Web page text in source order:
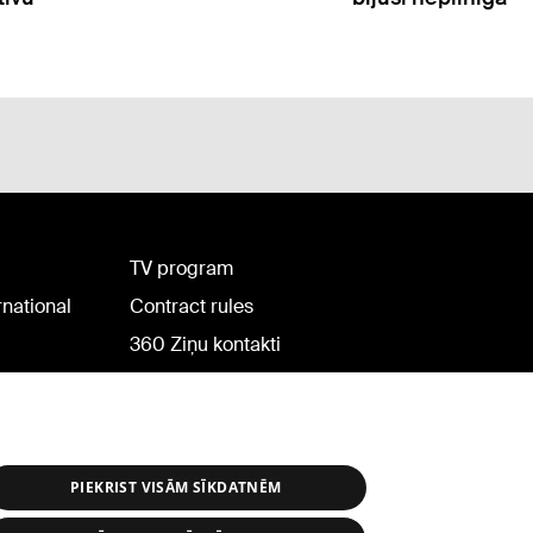
TV program
Contract rules
360 Ziņu kontakti
PIEKRIST VISĀM SĪKDATNĒM